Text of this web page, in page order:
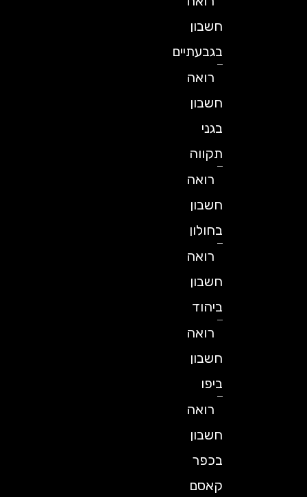
חשבון
בגבעתיים
רואה
חשבון
תקווה
רואה
חשבון
בחולון
רואה
חשבון
ביהוד
רואה
חשבון
רואה
חשבון
בכפר
קאסם